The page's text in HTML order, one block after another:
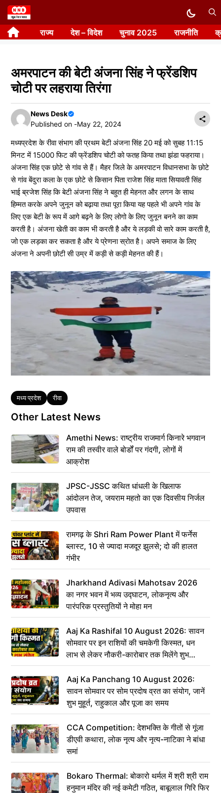
Skip
to
content राज्य देश – विदेश चुनाव 2025 राजनीति
अमरपाटन की बेटी अंजना सिंह ने फ्रेंडशिप
चोटी पर लहराया तिरंगा
News Desk
Published on -May 22, 2024
मध्यप्रदेश के रीवा संभाग की प्रथम बेटी अंजना सिंह 20 मई को सुबह 11:15
मिनट में 15000 फिट की फ्रेंडशिप चोटी को फतह किया तथा झंडा फहराया।
अंजना सिंह एक छोटे से गांव से हैं। मैहर जिले के अमरपाटन विधानसभा के छोटे
से गांव बेंदुरा कला के एक छोटे से किसान पिता राजेश सिंह माता सियावती सिंह
भाई ब्रजेश सिंह कि बेटी अंजना सिंह ने बहुत ही मेहनत और लगन के साथ
हिम्मत करके अपने जुनून को बढ़ाया तथा पूरा किया यह पहले भी अपने गांव के
लिए एक बेटी के रूप में आगे बढ़ने के लिए लोगो के लिए जुनून बनने का काम
करती है। अंजना खेती का काम भी करती है और ये लड़की वो सारे काम करती है,
जो एक लड़का कर सकता है और ये प्रेणना स्रोत है। अपने समाज के लिए
अंजना ने अपनी छोटी सी उम्र में कड़ी से कड़ी मेहनत की हैं।
Tags
मध्य प्रदेश रीवा
Other Latest News
Amethi News: राष्ट्रीय राजमार्ग किनारे भगवान
राम की तस्वीर वाले बोर्डों पर गंदगी, लोगों में
आक्रोश
JPSC-JSSC कथित धांधली के खिलाफ
आंदोलन तेज, जयराम महतो का एक दिवसीय निर्जल
उपवास
रामगढ़ के Shri Ram Power Plant में फर्नेस
ब्लास्ट, 10 से ज्यादा मजदूर झुलसे; दो की हालत
गंभीर
Jharkhand Adivasi Mahotsav 2026
का नगर भवन में भव्य उद्घाटन, लोकनृत्य और
पारंपरिक प्रस्तुतियों ने मोहा मन
Aaj Ka Rashifal 10 August 2026: सावन
सोमवार पर इन राशियों की चमकेगी किस्मत, धन
लाभ से लेकर नौकरी-कारोबार तक मिलेंगे शुभ
संकेत
Aaj Ka Panchang 10 August 2026:
सावन सोमवार पर सोम प्रदोष व्रत का संयोग, जानें
शुभ मुहूर्त, राहुकाल और पूजा का समय
CCA Competition: देशभक्ति के गीतों से गूंजा
डीएवी कथारा, लोक नृत्य और नृत्य-नाटिका ने बांधा
समां
Bokaro Thermal: बोकारो थर्मल में श्री श्री राम
हनुमान मंदिर की नई कमेटी गठित, बाबूलाल गिरि फिर